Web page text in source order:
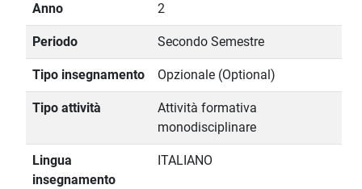
Anno 2
Periodo Secondo Semestre
Tipo insegnamento Opzionale (Optional)
Tipo attività
Attività formativa
monodisciplinare
Lingua
insegnamento
ITALIANO